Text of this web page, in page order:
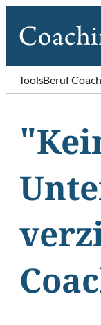
ToolsBeruf Coach